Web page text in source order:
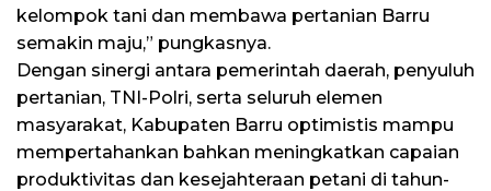
kelompok tani dan membawa pertanian Barru
semakin maju,” pungkasnya.
Dengan sinergi antara pemerintah daerah, penyuluh
pertanian, TNI-Polri, serta seluruh elemen
masyarakat, Kabupaten Barru optimistis mampu
mempertahankan bahkan meningkatkan capaian
produktivitas dan kesejahteraan petani di tahun-